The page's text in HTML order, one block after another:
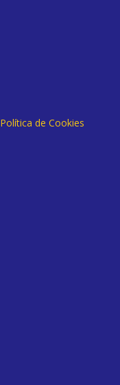
Política de Cookies